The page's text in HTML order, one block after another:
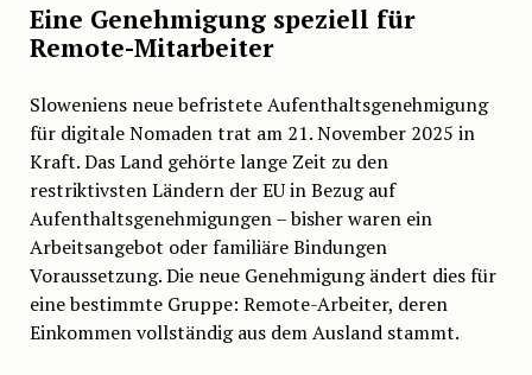
Eine Genehmigung speziell für
Remote-Mitarbeiter
Sloweniens neue befristete Aufenthaltsgenehmigung
für digitale Nomaden trat am 21. November 2025 in
Kraft. Das Land gehörte lange Zeit zu den
restriktivsten Ländern der EU in Bezug auf
Aufenthaltsgenehmigungen – bisher waren ein
Arbeitsangebot oder familiäre Bindungen
Voraussetzung. Die neue Genehmigung ändert dies für
eine bestimmte Gruppe: Remote-Arbeiter, deren
Einkommen vollständig aus dem Ausland stammt.